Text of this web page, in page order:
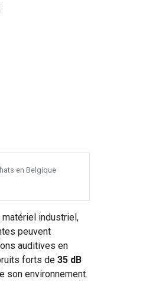
en Belgique
industriel,
peuvent
auditives en
forts de 35 dB
son environnement.